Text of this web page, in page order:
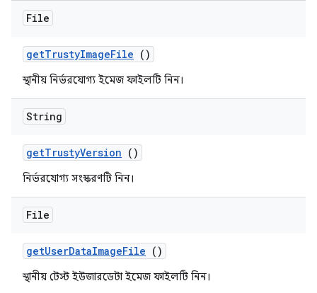
File
getTrustyImageFile ()
স্থানীয় নির্ভরযোগ্য ইমেজ ফাইলটি নিন।
String
getTrustyVersion ()
নির্ভরযোগ্য সংস্করণটি নিন।
File
getUserDataImageFile ()
স্থানীয় টেস্ট ইউজারডেটা ইমেজ ফাইলটি নিন।